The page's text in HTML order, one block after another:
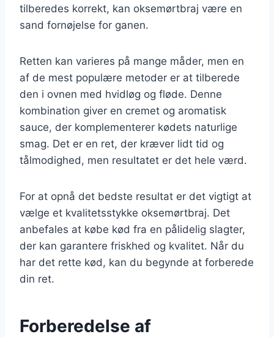
tilberedes korrekt, kan oksemørtbraj være en
sand fornøjelse for ganen.
Retten kan varieres på mange måder, men en
af de mest populære metoder er at tilberede
den i ovnen med hvidløg og fløde. Denne
kombination giver en cremet og aromatisk
sauce, der komplementerer kødets naturlige
smag. Det er en ret, der kræver lidt tid og
tålmodighed, men resultatet er det hele værd.
For at opnå det bedste resultat er det vigtigt at
vælge et kvalitetsstykke oksemørtbraj. Det
anbefales at købe kød fra en pålidelig slagter,
der kan garantere friskhed og kvalitet. Når du
har det rette kød, kan du begynde at forberede
din ret.
Forberedelse af